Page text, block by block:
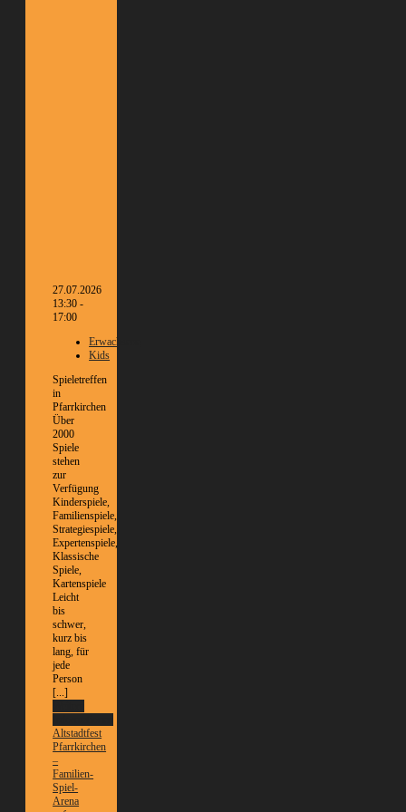
27.07.2026
13:30 -
17:00
Erwachsene
Kids
Spieletreffen
in
Pfarrkirchen
Über
2000
Spiele
stehen
zur
Verfügung
Kinderspiele,
Familienspiele,
Strategiespiele,
Expertenspiele,
Klassische
Spiele,
Kartenspiele
Leicht
bis
schwer,
kurz bis
lang, für
jede
Person
[...]
Altstadtfest
Pfarrkirchen
–
Familien-
Spiel-
Arena